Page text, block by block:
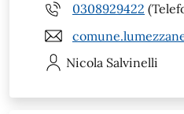
0308929422
Nicola Salvinelli